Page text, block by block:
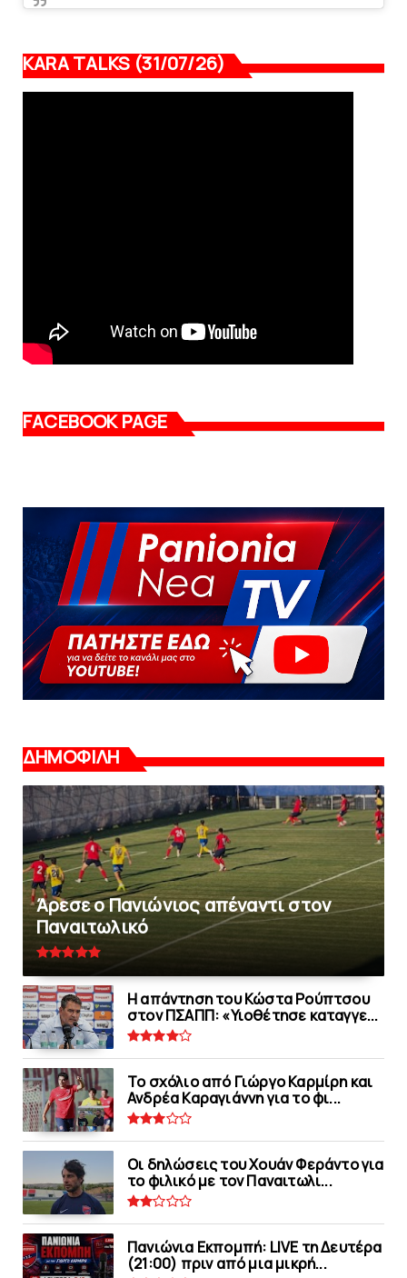
KARA TALKS (31/07/26)
FACEBOOK PAGE
ΔΗΜΟΦΙΛΗ
Άρεσε ο Πανιώνιος απέναντι στoν
Παναιτωλικό
Η απάντηση του Κώστα Ρούπτσου
στον ΠΣΑΠΠ: «Υιοθέτησε καταγγε...
Το σχόλιο από Γιώργο Καρμίρη και
Ανδρέα Καραγιάννη για το φι...
Οι δηλώσεις του Χουάν Φεράντο για
το φιλικό με τoν Παναιτωλι...
Πανιώνια Εκπομπή: LIVE τη Δευτέρα
(21:00) πριν από μια μικρή...